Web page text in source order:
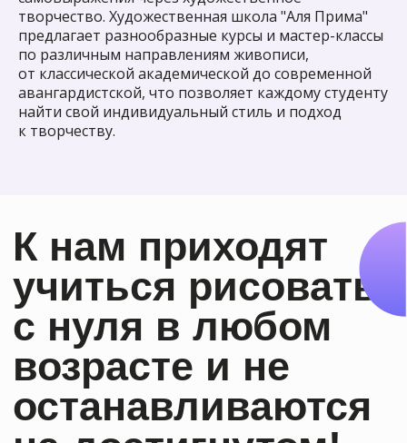
творчество. Художественная школа "Аля Прима"
предлагает разнообразные курсы и мастер-классы
по различным направлениям живописи,
от классической академической до современной
авангардистской, что позволяет каждому студенту
найти свой индивидуальный стиль и подход
к творчеству.
Хотите
научиться
рисовать также
или лучше?
Задайте вопрос